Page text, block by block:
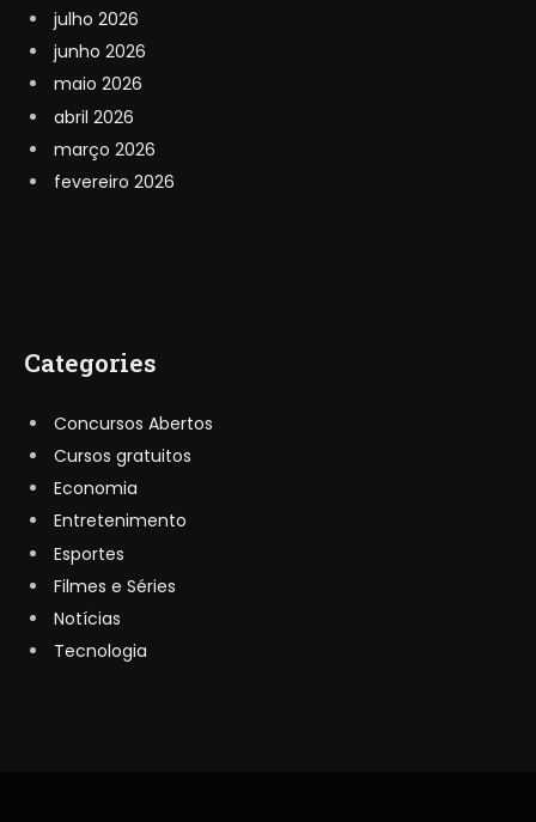
julho 2026
junho 2026
maio 2026
abril 2026
março 2026
fevereiro 2026
Categories
Concursos Abertos
Cursos gratuitos
Economia
Entretenimento
Esportes
Filmes e Séries
Notícias
Tecnologia